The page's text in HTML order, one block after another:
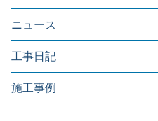
ニュース
工事日記
施工事例